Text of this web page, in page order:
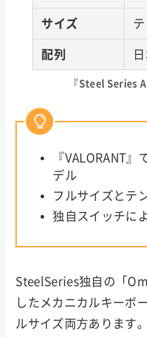
サイズ
配列
『Steel Series
『VALORANT
デル
フルサイズとテ
独自スイッチに
SteelSeries独自の「
したメカニカルキーボ
ルサイズ両方あります。